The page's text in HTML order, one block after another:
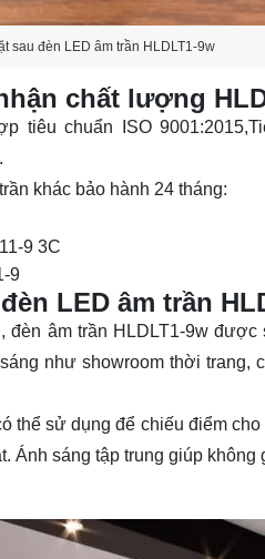
sau đèn LED âm trần HLDLT1-9w
chất lượng
tiêu chuẩn ISO
khác bảo hành 24 tháng:
9 3C
9
LED âm trần
đèn âm trần HLDLT1-9w
như showroom thời trang,
thể sử dụng để chiếu điểm
Ánh sáng tập trung giúp